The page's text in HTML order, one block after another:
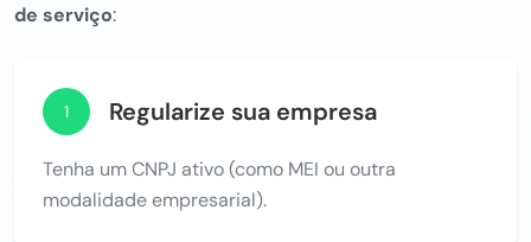
de serviço:
1 Regularize sua empresa
Tenha um CNPJ ativo (como MEI ou outra
modalidade empresarial).